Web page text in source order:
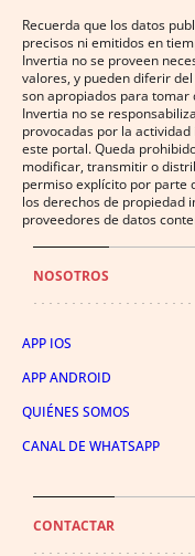
Recuerda que los datos
precisos ni emitidos en
Invertia no se proveen
valores, y pueden diferir
son apropiados para tomar
Invertia no se
provocadas por la
este portal. Queda
modificar, transmitir o
permiso explícito por parte
los derechos de propiedad
proveedores de datos
NOSOTROS
APP IOS
APP ANDROID
QUIÉNES SOMOS
CANAL DE WHATSAPP
CONTACTAR